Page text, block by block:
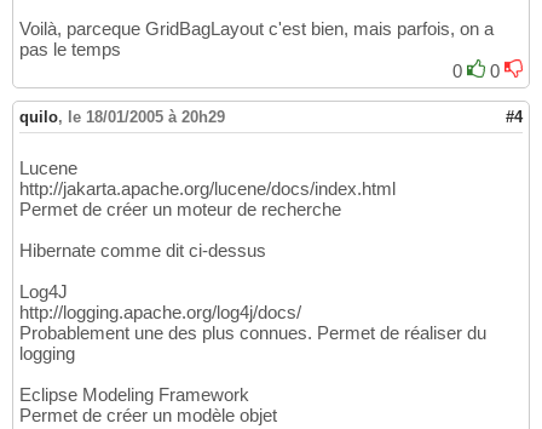
Voilà, parceque GridBagLayout c'est bien, mais parfois, on a
pas le temps
0
0
quilo, le 18/01/2005 à 20h29 #4
Lucene
http://jakarta.apache.org/lucene/docs/index.html
Permet de créer un moteur de recherche
Hibernate comme dit ci-dessus
Log4J
http://logging.apache.org/log4j/docs/
Probablement une des plus connues. Permet de réaliser du
logging
Eclipse Modeling Framework
Permet de créer un modèle objet